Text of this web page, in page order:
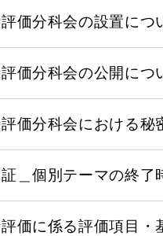
価分科会の設置につ
価分科会の公開につ
価分科会における秘
＿個別テーマの終了
価に係る評価項目・